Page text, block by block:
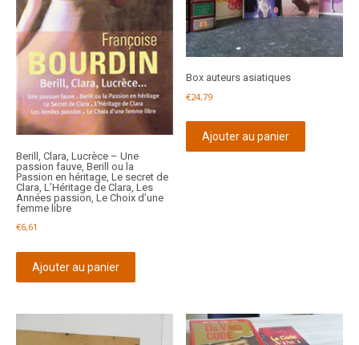
Berill, Clara, Lucrèce – Une
passion fauve, Berill ou la
Passion en héritage, Le secret de
Clara, L’Héritage de Clara, Les
Années passion, Le Choix d’une
femme libre
€6,61
Ajouter au panier
Box auteurs asiatiques
€24,79
Ajouter au panier